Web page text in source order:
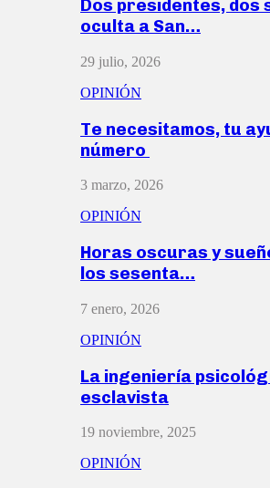
Dos presidentes, dos
oculta a San…
29 julio, 2026
OPINIÓN
Te necesitamos, tu
número
3 marzo, 2026
OPINIÓN
Horas oscuras y
los sesenta…
7 enero, 2026
OPINIÓN
La ingeniería
esclavista
19 noviembre, 2025
OPINIÓN